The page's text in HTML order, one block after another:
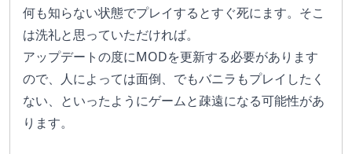
何も知らない状態でプレイするとすぐ死にます。そこ
は洗礼と思っていただければ。
アップデートの度にMODを更新する必要があります
ので、人によっては面倒、でもバニラもプレイしたく
ない、といったようにゲームと疎遠になる可能性があ
ります。